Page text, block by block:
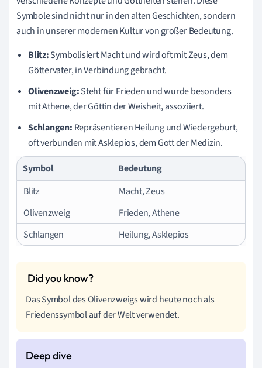
Symbole sind nicht nur in den alten Geschichten, sondern
auch in unserer modernen Kultur von großer Bedeutung.
Blitz:Symbolisiert Macht und wird oft mit Zeus, dem
Göttervater, in Verbindung gebracht.
Olivenzweig:Steht für Frieden und wurde besonders
mit Athene, der Göttin der Weisheit, assoziiert.
Schlangen: Repräsentieren Heilung und Wiedergeburt,
oft verbunden mit Asklepios, dem Gott der Medizin.
Symbol
Bedeutung
Blitz
Macht, Zeus
Olivenzweig
Frieden, Athene
Schlangen
Heilung, Asklepios
Das Symbol des Olivenzweigs wird heute noch als
Friedenssymbol auf der Welt verwendet.